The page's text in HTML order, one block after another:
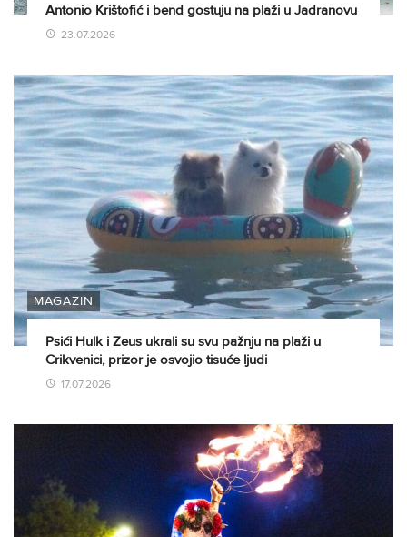
Antonio Krištofić i bend gostuju na plaži u Jadranovu
23.07.2026
MAGAZIN
Psići Hulk i Zeus ukrali su svu pažnju na plaži u
Crikvenici, prizor je osvojio tisuće ljudi
17.07.2026